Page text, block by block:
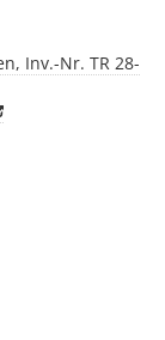
Inv.-Nr. TR 28-